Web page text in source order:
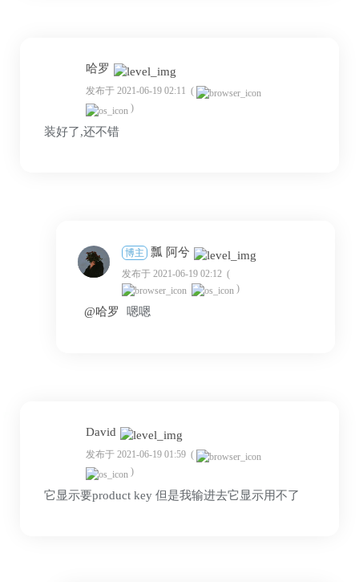
哈罗
发布于 2021-06-19 02:11 (
)
装好了,还不错
博主 瓢 阿兮
发布于 2021-06-19 02:12 (
)
@哈罗 嗯嗯
David
发布于 2021-06-19 01:59 (
)
它显示要product key 但是我输进去它显示用不了